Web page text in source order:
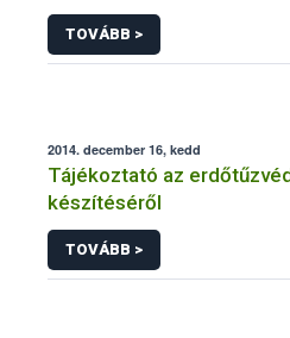
üzemeltetett
információs rendszerhez
adatkezeléséhez
TOVÁBB >
2014. december 16, kedd
Tájékoztató az
készítéséről
TOVÁBB >